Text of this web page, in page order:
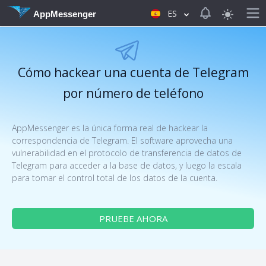
AppMessenger ES View
Cómo hackear una cuenta de Telegram
por número de teléfono
AppMessenger es la única forma real de hackear la
correspondencia de Telegram. El software aprovecha una
vulnerabilidad en el protocolo de transferencia de datos de
Telegram para acceder a la base de datos, y luego la escala
para tomar el control total de los datos de la cuenta.
PRUEBE AHORA